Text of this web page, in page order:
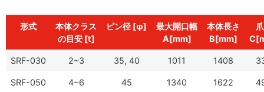
形式
本体クラス
の目安 [t]
ピン径 [φ]
最大開口幅
A[mm]
本体長さ
B[mm]
SRF-030 2~3 35, 40 1011 1408
SRF-050 4~6 45 1340 1622